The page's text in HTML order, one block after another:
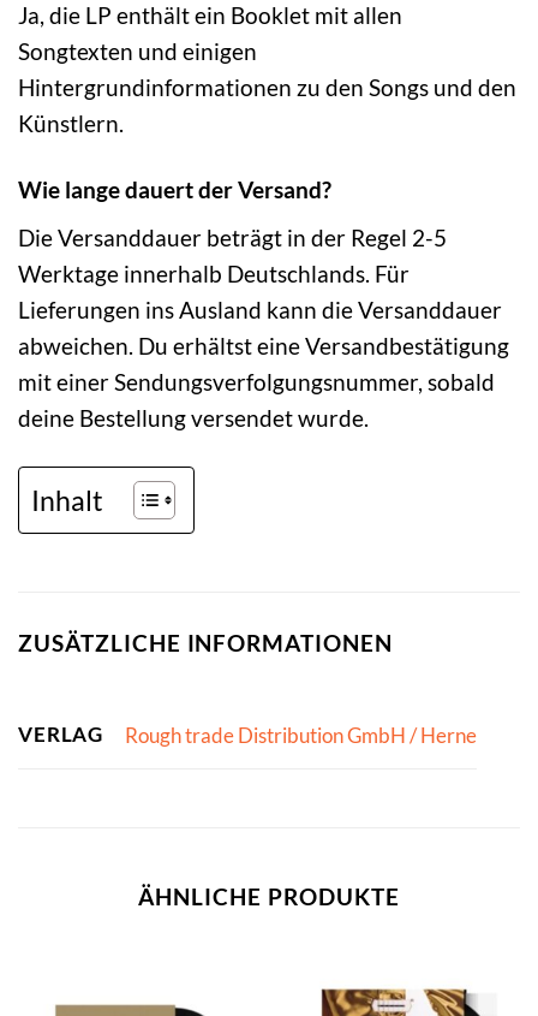
Ja, die LP enthält ein Booklet mit allen
Songtexten und einigen
Hintergrundinformationen zu den Songs und den
Künstlern.
Wie lange dauert der Versand?
Die Versanddauer beträgt in der Regel 2-5
Werktage innerhalb Deutschlands. Für
Lieferungen ins Ausland kann die Versanddauer
abweichen. Du erhältst eine Versandbestätigung
mit einer Sendungsverfolgungsnummer, sobald
deine Bestellung versendet wurde.
Inhalt
ZUSÄTZLICHE INFORMATIONEN
VERLAG Rough trade Distribution GmbH / Herne
ÄHNLICHE PRODUKTE